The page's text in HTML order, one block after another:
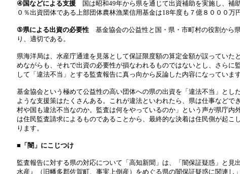
④国などによる支援 国は昭和49年から県を通じて出資補助を実施し、補
０％出資団体である上部団体農林漁業信用基金は18年度も７億８０００万
⑤県による出資の必要性 基金協会の公益性と国・県・市町村の役割から
り、適切である。
県海洋局は、水産庁通達を見落として保証限度額の算定金額が誤っていた
めながらも、それで出資の必要性が損なわれるものではないとし、さらに
して「違法不当」とする監査報告に真っ向から反論した内容になっています
基金協会という極めて公益性の高い団体への県の出資を「違法不当」とし
ような支援策はたくさんある。これが違法といわれたら、県は仕事などで
村や国も違法不当なのか。監査は何をやっているのか」という声が県庁内
は住民監査請求によるものであることから、最終的な決着は住民側が起こ
ります。
■ 「闇」にこじつけ
監査報告に対する県の対応について「高知新聞」は、「闇保証疑惑」と見
水産』（旧幡多郡佐賀町、事実上倒産）をめぐる県の闇保証疑惑に関連し